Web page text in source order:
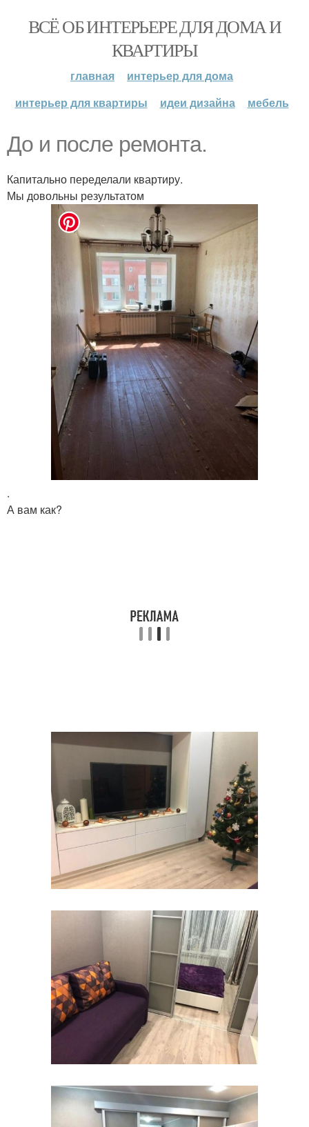
ВСЁ ОБ ИНТЕРЬЕРЕ ДЛЯ ДОМА И
КВАРТИРЫ
главная
интерьер для дома
интерьер для квартиры
идеи дизайна мебель
До и после ремонта.
Капитально переделали квартиру.
Мы довольны результатом
.
А вам как?